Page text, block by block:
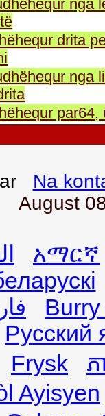
nga
drita
nga
Na
August
አማርኛ
Русский
Frysk
ភ
Ayisyen